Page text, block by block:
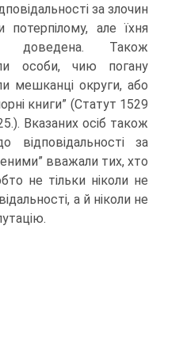
за злочин
потерпілому, але їхня
Також
особи, чию погану
мешканці округи, або
книги” (Статут 1529
Вказаних осіб також
відповідальності за
вважали тих, хто
не тільки ніколи не
а й ніколи не